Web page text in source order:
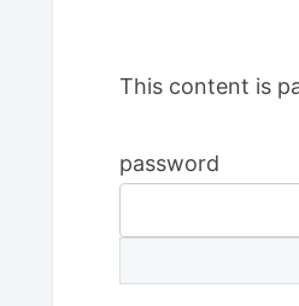
This content is
password